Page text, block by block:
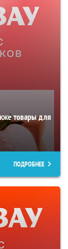
товары для
ПОДРОБНЕЕ